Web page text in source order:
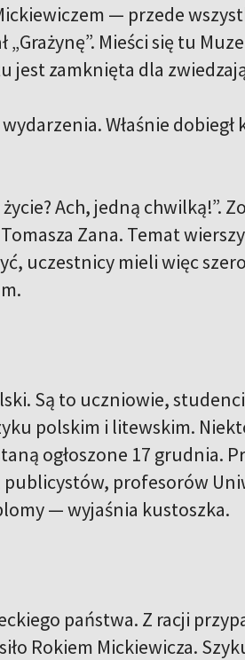
— przede
Mieści się tu
jest zamknięta dla
Właśnie dobiegł
Ach, jedną chwilką!”.
Zana. Temat
uczestnicy mieli więc
Są to uczniowie,
polskim i litewskim.
ogłoszone 17 grudnia.
publicystów, profesorów
— wyjaśnia kustoszka.
państwa. Z racji
Rokiem Mickiewicza.